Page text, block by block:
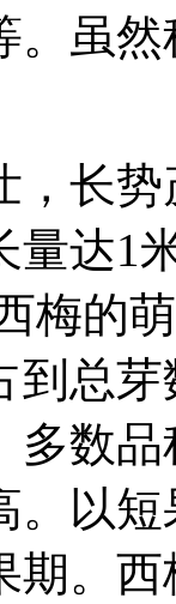
。虽
，长
量达1
梅的
到总
多数
。以
期。